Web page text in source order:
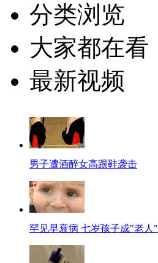
分类浏览
大家都在看
最新视频
男子遭酒醉女高跟鞋袭击
罕见早衰病 七岁孩子成"老人"